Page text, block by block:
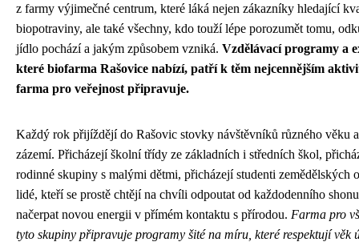
z farmy výjimečné centrum, které láká nejen zákazníky hledající
biopotraviny, ale také všechny, kdo touží lépe porozumět tomu,
jídlo pochází a jakým způsobem vzniká. Vzdělávací programy a
které biofarma Rašovice nabízí, patří k těm nejcennějším
farma pro veřejnost připravuje.
Každý rok přijíždějí do Rašovic stovky návštěvníků různého věku
zázemí. Přicházejí školní třídy ze základních i středních škol,
rodinné skupiny s malými dětmi, přicházejí studenti zemědělských
lidé, kteří se prostě chtějí na chvíli odpoutat od každodenního
načerpat novou energii v přímém kontaktu s přírodou. Farma pro
tyto skupiny připravuje programy šité na míru, které respektují věk